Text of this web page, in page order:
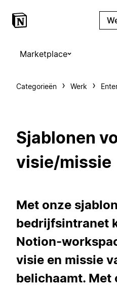
Marketplace
Categorieën Werk
Sjablonen
visie/missie
Met onze
bedrijfsintranet
Notion-
visie en missie
belichaamt. Met